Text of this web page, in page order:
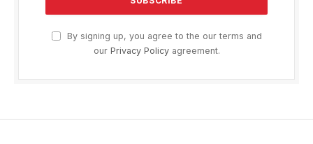
By signing up, you agree to the our terms and
our Privacy Policyagreement.